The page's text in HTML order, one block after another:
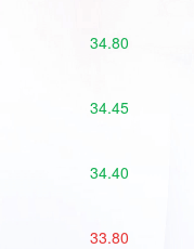
34.80
34.45
34.40
33.80